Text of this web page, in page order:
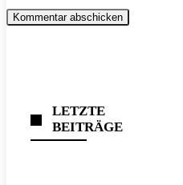
LETZTE
BEITRÄGE